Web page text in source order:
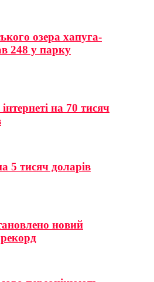
озера хапуга-
248 у парку
на 70 тисяч
5 тисяч доларів
новий